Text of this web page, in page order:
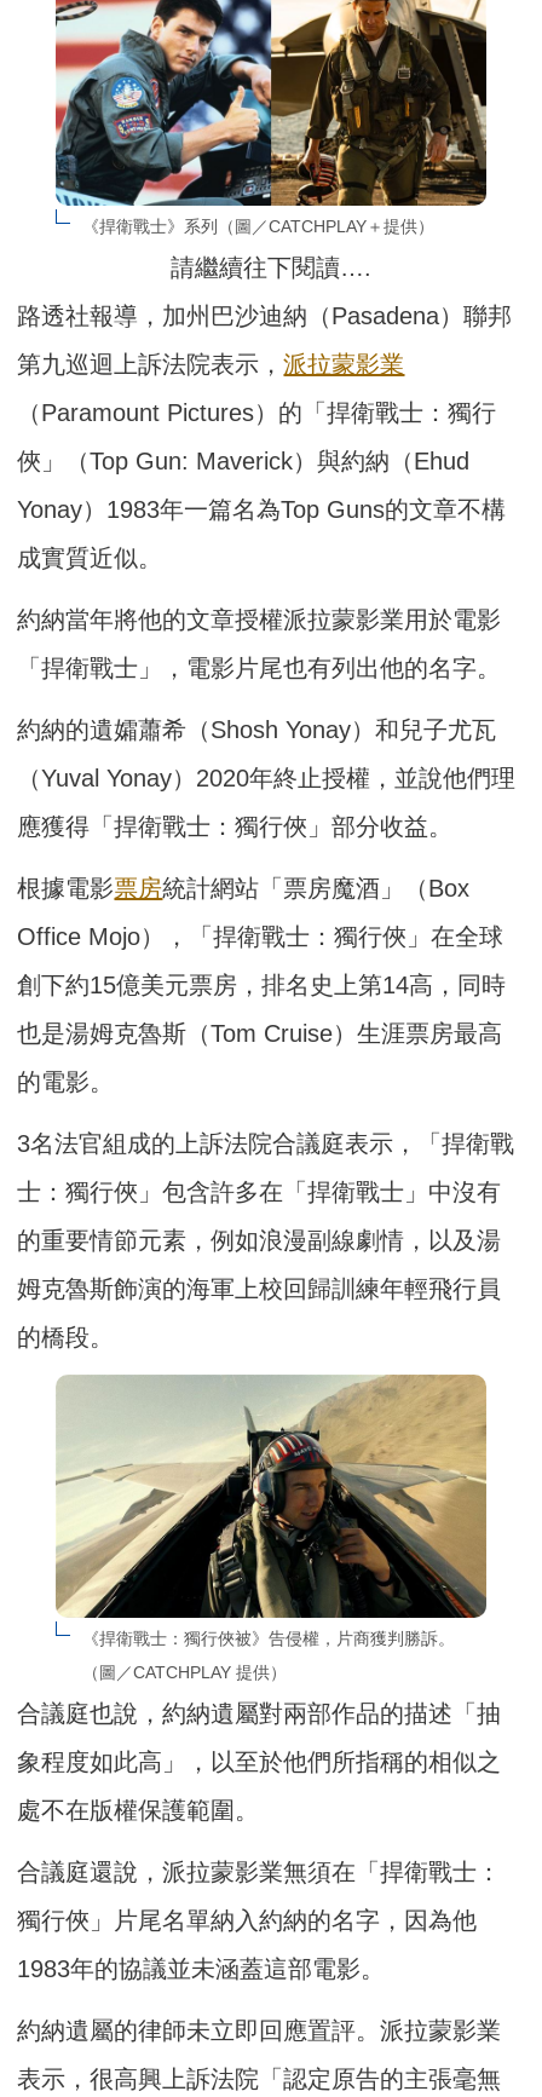
《捍衛戰士》系列（圖／CATCHPLAY＋提供）
請繼續往下閱讀….
路透社報導，加州巴沙迪納（Pasadena）聯邦
第九巡迴上訴法院表示，派拉蒙影業
（Paramount Pictures）的「捍衛戰士：獨行
俠」（Top Gun: Maverick）與約納（Ehud
Yonay）1983年一篇名為Top Guns的文章不構
成實質近似。
約納當年將他的文章授權派拉蒙影業用於電影
「捍衛戰士」，電影片尾也有列出他的名字。
約納的遺孀蕭希（Shosh Yonay）和兒子尤瓦
（Yuval Yonay）2020年終止授權，並說他們理
應獲得「捍衛戰士：獨行俠」部分收益。
根據電影票房統計網站「票房魔酒」（Box
Office Mojo），「捍衛戰士：獨行俠」在全球
創下約15億美元票房，排名史上第14高，同時
也是湯姆克魯斯（Tom Cruise）生涯票房最高
的電影。
3名法官組成的上訴法院合議庭表示，「捍衛戰
士：獨行俠」包含許多在「捍衛戰士」中沒有
的重要情節元素，例如浪漫副線劇情，以及湯
姆克魯斯飾演的海軍上校回歸訓練年輕飛行員
的橋段。
《捍衛戰士：獨行俠被》告侵權，片商獲判勝訴。
（圖／CATCHPLAY 提供）
合議庭也說，約納遺屬對兩部作品的描述「抽
象程度如此高」，以至於他們所指稱的相似之
處不在版權保護範圍。
合議庭還說，派拉蒙影業無須在「捍衛戰士：
獨行俠」片尾名單納入約納的名字，因為他
1983年的協議並未涵蓋這部電影。
約納遺屬的律師未立即回應置評。派拉蒙影業
表示，很高興上訴法院「認定原告的主張毫無